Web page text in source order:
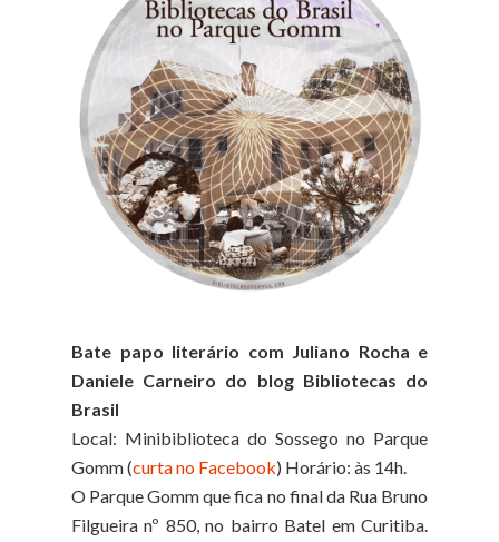
Bate papo literário com Juliano Rocha e
Daniele Carneiro do blog Bibliotecas do
Brasil
Local: Minibiblioteca do Sossego no Parque
Gomm (curta no Facebook) Horário: às 14h.
O Parque Gomm que fica no final da Rua Bruno
Filgueira nº 850, no bairro Batel em Curitiba.